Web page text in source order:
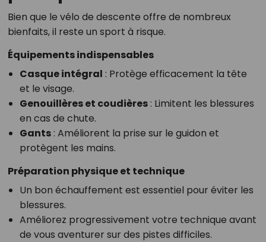
Bien que le vélo de descente offre de nombreux
bienfaits, il reste un sport à risque.
Équipements indispensables
Casque intégral : Protège efficacement la tête
et le visage.
Genouillères et coudières: Limitent les blessures
en cas de chute.
Gants: Améliorent la prise sur le guidon et
protègent les mains.
Préparation physique et technique
Un bon échauffement est essentiel pour éviter les
blessures.
Améliorez progressivement votre technique avant
de vous aventurer sur des pistes difficiles.